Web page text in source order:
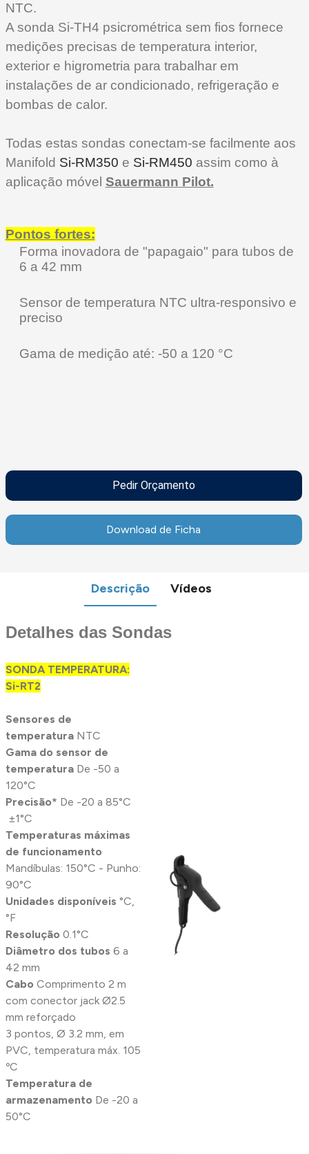
NTC.
A sonda Si-TH4 psicrométrica sem fios fornece
medições precisas de temperatura interior,
exterior e higrometria para trabalhar em
instalações de ar condicionado, refrigeração e
bombas de calor.
Todas estas sondas conectam-se facilmente aos
Manifold Si-RM350 e Si-RM450 assim como à
aplicação móvel Sauermann Pilot.
Pontos fortes:
Forma inovadora de "papagaio" para tubos de
6 a 42 mm
Sensor de temperatura NTC ultra-responsivo e
preciso
Gama de medição até: -50 a 120 °C
Pedir Orçamento
Download de Ficha
Descrição Vídeos
Detalhes das Sondas
SONDA TEMPERATURA:
Si-RT2
Sensores de
temperatura NTC
Gama do sensor de
temperatura De -50 a
120°C
Precisão* De -20 a 85°C
±1°C
Temperaturas máximas
de funcionamento
Mandíbulas: 150°C - Punho:
90°C
Unidades disponíveis °C,
°F
Resolução 0.1°C
Diâmetro dos tubos 6 a
42 mm
Cabo Comprimento 2 m
com conector jack Ø2.5
mm reforçado
3 pontos, Ø 3.2 mm, em
PVC, temperatura máx. 105
ºC
Temperatura de
armazenamento De -20 a
50°C